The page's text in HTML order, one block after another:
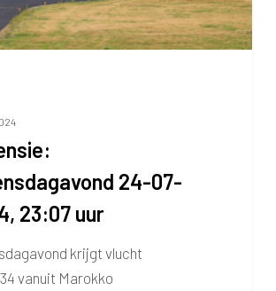
24-07-
23:07 uur
krijgt vlucht
vanuit Marokko